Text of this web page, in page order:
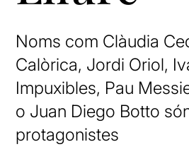
Noms com Clàudia
Calòrica, Jordi Oriol,
Impuxibles, Pau
o Juan Diego Botto
protagonistes